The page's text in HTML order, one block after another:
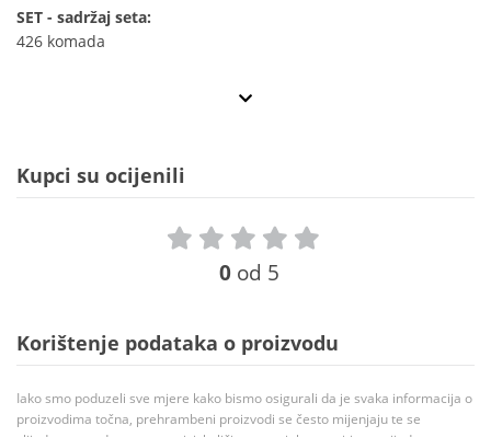
SET - sadržaj seta:
426 komada
Kupci su ocijenili
0 od 5
Korištenje podataka o proizvodu
Iako smo poduzeli sve mjere kako bismo osigurali da je svaka informacija o
proizvodima točna, prehrambeni proizvodi se često mijenjaju te se